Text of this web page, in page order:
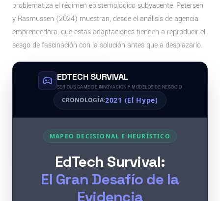
problematiza el régimen epistemológico subyacente. Petersen
y Rasmussen (2024) muestran, desde el análisis de agencia
emprendedora, que estas adaptaciones tienden a reproducir el
sesgo de fascinación con la solución antes que a desplazarlo.
EDTECH SURVIVAL
SERIOUS GAME DE INNOVACIÓN Y MODELOS DE NEGOCIO
CRONOLOGÍA:2021 (El Hype)
MAPEO DECISIONAL E HEURÍSTICO
EdTech Survival:
El Gran Desafío de la
Evidencia